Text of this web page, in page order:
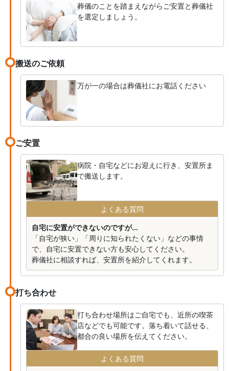
葬儀のことを踏まえながらご安置と葬儀社
を選定しましょう。
搬送のご依頼
万が一の場合は葬儀社にお電話ください
ご安置
病院・自宅などにお迎えに行き、安置所ま
で搬送します。
よくある質問
自宅に安置ができないのですが...
「自宅が狭い」「周りに知られたくない」などの事情
で、自宅に安置できない方も安心してください。
葬儀社に相談すれば、安置所を紹介してくれます。
打ち合わせ
打ち合わせ場所はご自宅でも、近所の喫茶
店などでも可能です。落ち着いて話せる、
都合の良い場所を伝えてください。
よくある質問